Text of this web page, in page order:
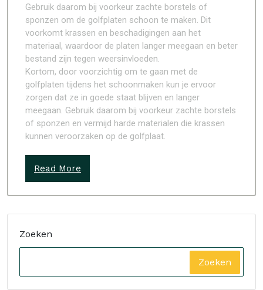
Gebruik daarom bij voorkeur zachte borstels of
sponzen om de golfplaten schoon te maken. Dit
voorkomt krassen en beschadigingen aan het
materiaal, waardoor de platen langer meegaan en beter
bestand zijn tegen weersinvloeden.
Kortom, door voorzichtig om te gaan met de
golfplaten tijdens het schoonmaken kun je ervoor
zorgen dat ze in goede staat blijven en langer
meegaan. Gebruik daarom bij voorkeur zachte borstels
of sponzen en vermijd harde materialen die krassen
kunnen veroorzaken op de golfplaat.
Read More
Zoeken
Zoeken